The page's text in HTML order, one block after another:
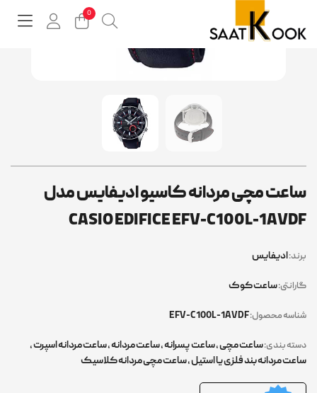
مچی مردانه کاسیو ادیفایس مدل
CASIO EDIFICE EFV-C100L-
ادیفایس
ساعت کوک
محصول:EFV-C100L-1AVDF
بندی:ساعت مچی,ساعت پسرانه,ساعت مردانه,ساعت مردانه اسپرت,
مردانه بند فلزی یا استیل,ساعت مچی مردانه کلاسیک